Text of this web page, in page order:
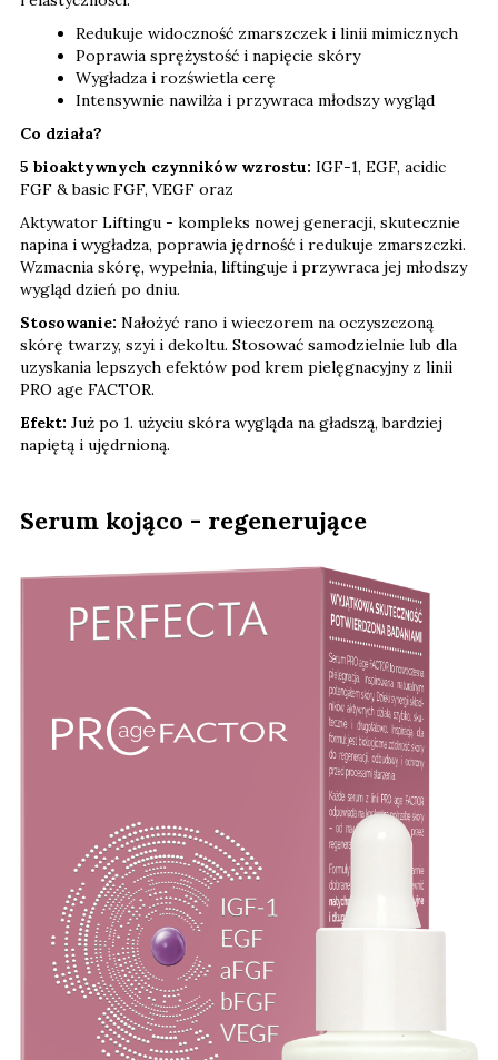
Redukuje widoczność zmarszczek i linii mimicznych
Poprawia sprężystość i napięcie skóry
Wygładza i rozświetla cerę
Intensywnie nawilża i przywraca młodszy wygląd
Co działa?
5 bioaktywnych czynników wzrostu: IGF-1, EGF, acidic
FGF & basic FGF, VEGF oraz
Aktywator Liftingu - kompleks nowej generacji, skutecznie
napina i wygładza, poprawia jędrność i redukuje zmarszczki.
Wzmacnia skórę, wypełnia, liftinguje i przywraca jej młodszy
wygląd dzień po dniu.
Stosowanie: Nałożyć rano i wieczorem na oczyszczoną
skórę twarzy, szyi i dekoltu. Stosować samodzielnie lub dla
uzyskania lepszych efektów pod krem pielęgnacyjny z linii
PRO age FACTOR.
Efekt: Już po 1. użyciu skóra wygląda na gładszą, bardziej
napiętą i ujędrnioną.
Serum kojąco - regenerujące